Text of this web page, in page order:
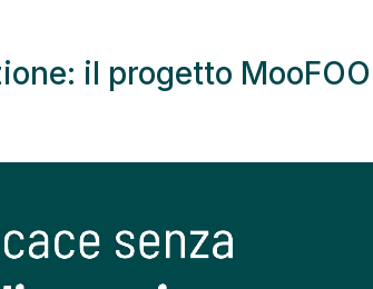
il progetto